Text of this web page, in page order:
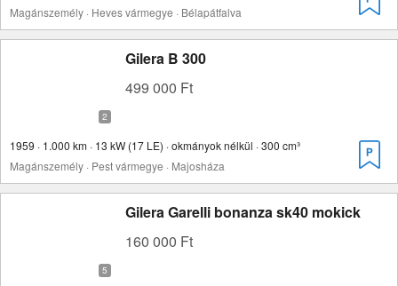
Magánszemély · Heves vármegye · Bélapátfalva
Gilera B 300
499 000 Ft
1959 · 1.000 km · 13 kW (17 LE) · okmányok nélkül · 300 cm³
Magánszemély · Pest vármegye · Majosháza
Gilera Garelli bonanza sk40 mokick
160 000 Ft